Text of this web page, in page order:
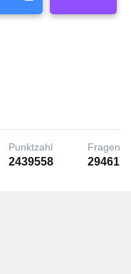
Punktzahl
2439558
Fragen
29461